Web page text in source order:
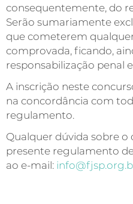
consequentemente, do
Serão sumariamente
que cometerem
comprovada, ficando,
responsabilização penal
A inscrição neste
na concordância com
regulamento.
Qualquer dúvida sobre o
presente regulamento
ao e-mail: